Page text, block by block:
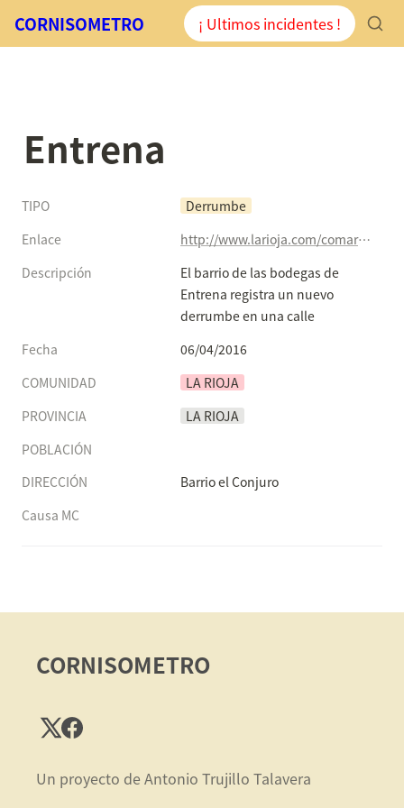
CORNISOMETRO ¡ Ultimos incidentes !
Entrena
TIPO
Derrumbe
Enlace
http://www.larioja.com/comarcas/201604/05/barrio-bodegas-entrena-registra-20160405004635-v.html?ns_campaign=WC_MS&ns_source=BT&ns_linkname=Scroll&ns_fee=0&ns_mchannel=TW
Descripción
El barrio de las bodegas de
Entrena registra un nuevo
derrumbe en una calle
Fecha
06/04/2016
COMUNIDAD
LA RIOJA
PROVINCIA
LA RIOJA
POBLACIÓN
DIRECCIÓN
Barrio el Conjuro
Causa MC
CORNISOMETRO
Un proyecto de Antonio Trujillo Talavera